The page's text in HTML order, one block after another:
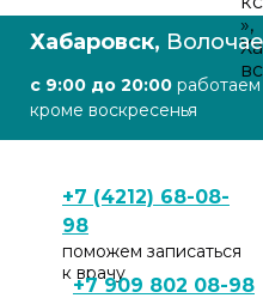
Хабаровск,
с 9:00 до 20:00
кроме воскресенья
+7 909 802 08-98
+7 (4212) 68-08-
98
поможем записаться
к врачу